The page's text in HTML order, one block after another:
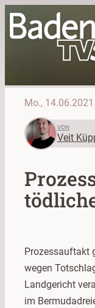
Mo., 14.06.2021
VON
Veit
Prozessauftakt
wegen
Landgericht
im